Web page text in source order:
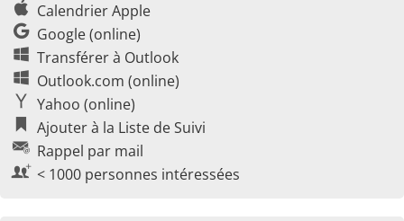
Calendrier Apple
Google (online)
Transférer à Outlook
Outlook.com (online)
Yahoo (online)
Ajouter à la Liste de Suivi
Rappel par mail
< 1000 personnes intéressées